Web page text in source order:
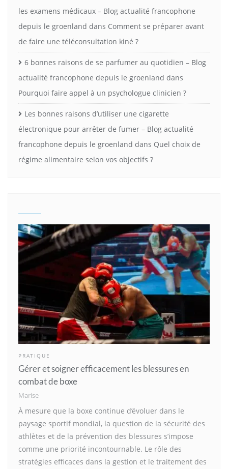
les examens médicaux – Blog actualité francophone
depuis le groenland dans Comment se préparer avant
de faire une téléconsultation kiné ?
6 bonnes raisons de se parfumer au quotidien – Blog
actualité francophone depuis le groenland dans
Pourquoi faire appel à un psychologue clinicien ?
Les bonnes raisons d’utiliser une cigarette
électronique pour arrêter de fumer – Blog actualité
francophone depuis le groenland dans Quel choix de
régime alimentaire selon vos objectifs ?
PRATIQUE
Gérer et soigner efficacement les blessures en
combat de boxe
Marise
À mesure que la boxe continue d’évoluer dans le
paysage sportif mondial, la question de la sécurité des
athlètes et de la prévention des blessures s’impose
comme une priorité incontournable. Le rôle des
stratégies efficaces dans la gestion et le traitement des